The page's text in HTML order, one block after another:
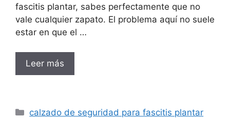
fascitis plantar, sabes perfectamente que no
vale cualquier zapato. El problema aquí no suele
estar en que el …
Leer más
Categorías
calzado de seguridad para fascitis plantar